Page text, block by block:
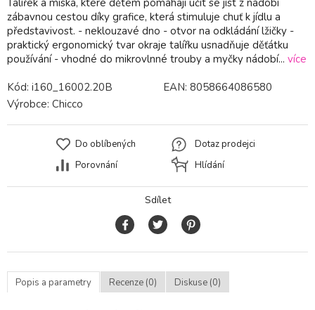
Talířek a miska, které dětem pomáhají učit se jíst z nádobí
zábavnou cestou díky grafice, která stimuluje chuť k jídlu a
představivost. - neklouzavé dno - otvor na odkládání lžičky -
praktický ergonomický tvar okraje talířku usnadňuje děťátku
používání - vhodné do mikrovlnné trouby a myčky nádobí... více
Kód: i160_16002.20B EAN: 8058664086580
Výrobce: Chicco
Do oblíbených
Porovnání
Dotaz prodejci
Hlídání
Sdílet
Popis a parametry Recenze (0) Diskuse (0)